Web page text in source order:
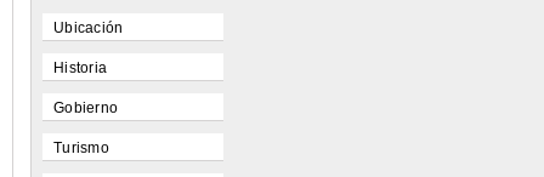
Ubicación
Historia
Gobierno
Turismo